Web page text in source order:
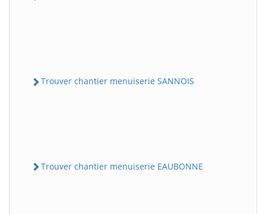
Trouver chantier menuiserie SANNOIS
Trouver chantier menuiserie EAUBONNE